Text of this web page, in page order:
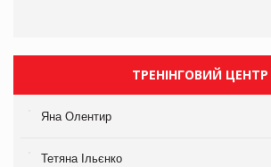
ТРЕНІНГОВИЙ ЦЕНТР
Яна Олентир
Тетяна Ільєнко